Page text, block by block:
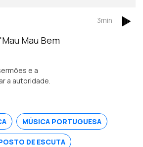
Mau Bem
e a
a autoridade.
3min
MÚSICA PORTUGUESA
DE ESCUTA